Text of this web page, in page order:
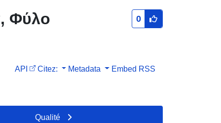
Φύλο
0
API Citez: Metadata Embed RSS
Qualité